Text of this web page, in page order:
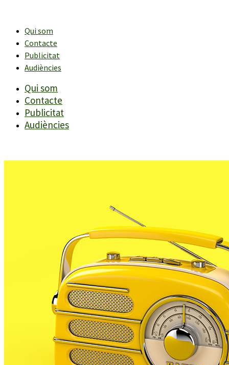
contingutQui som
Contacte
Publicitat
Audiències
Qui som
Contacte
Publicitat
Audiències